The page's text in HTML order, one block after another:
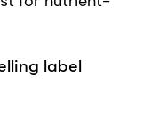
label